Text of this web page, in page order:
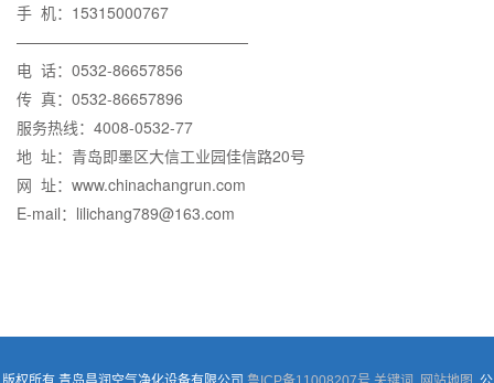
手 机：15315000767
———————————————
电 话：0532-86657856
传 真：0532-86657896
服务热线：4008-0532-77
地 址：青岛即墨区大信工业园佳信路20号
网 址：www.chinachangrun.com
E-mail：lilichang789@163.com